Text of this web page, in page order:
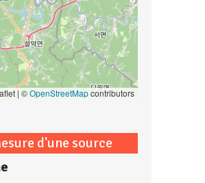
| ©OpenStreetMapcontributors
d'une source